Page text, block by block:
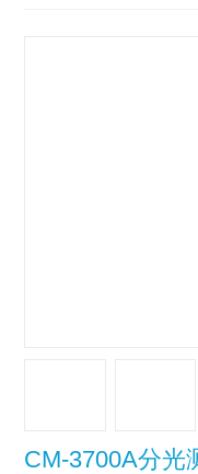
CM-3700A分光